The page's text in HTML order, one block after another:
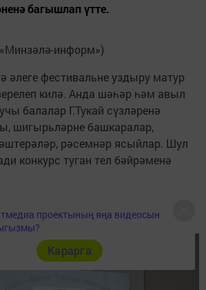
багышлап үтте.
информ»)
әлеге фестивальне уздыру матур
килә. Анда шәһәр һәм авыл
балалар Г.Тукай сүзләренә
шигырьләрне башкаралар,
рәсемнәр ясыйлар. Шул
конкурс туган тел бәйрәменә
проектының яңа видеосын
Карарга